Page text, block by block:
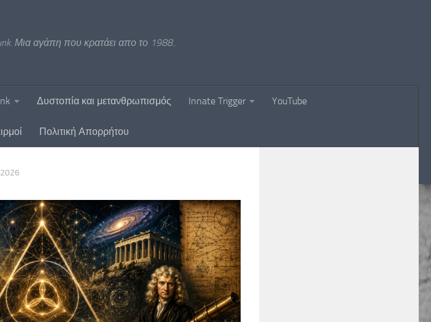
Μια αγάπη που κρατάει απο το 1988..
Δυστοπία και μετανθρωπισμός Innate Trigger YouTube
Πολιτική Απορρήτου